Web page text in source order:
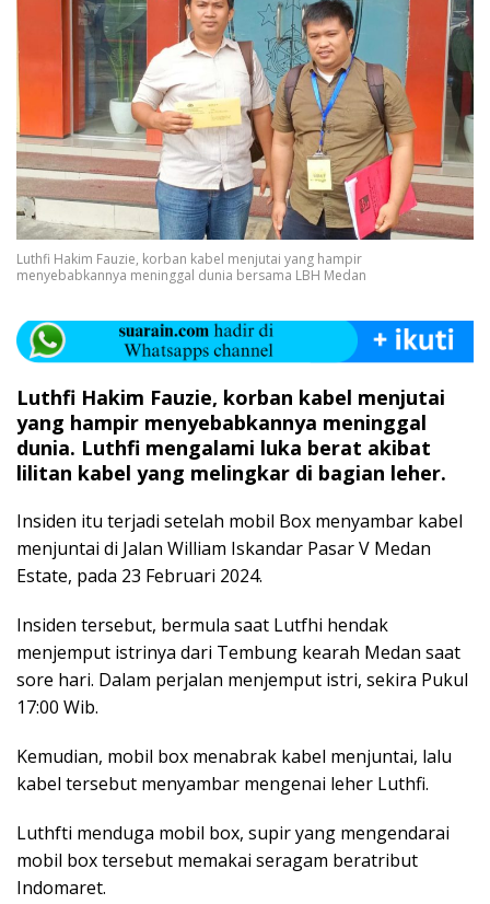
Luthfi Hakim Fauzie, korban kabel menjutai yang hampir
menyebabkannya meninggal dunia bersama LBH Medan
Luthfi Hakim Fauzie, korban kabel menjutai
yang hampir menyebabkannya meninggal
dunia. Luthfi mengalami luka berat akibat
lilitan kabel yang melingkar di bagian leher.
Insiden itu terjadi setelah mobil Box menyambar kabel
menjuntai di Jalan William Iskandar Pasar V Medan
Estate, pada 23 Februari 2024.
Insiden tersebut, bermula saat Lutfhi hendak
menjemput istrinya dari Tembung kearah Medan saat
sore hari. Dalam perjalan menjemput istri, sekira Pukul
17:00 Wib.
Kemudian, mobil box menabrak kabel menjuntai, lalu
kabel tersebut menyambar mengenai leher Luthfi.
Luthfti menduga mobil box, supir yang mengendarai
mobil box tersebut memakai seragam beratribut
Indomaret.